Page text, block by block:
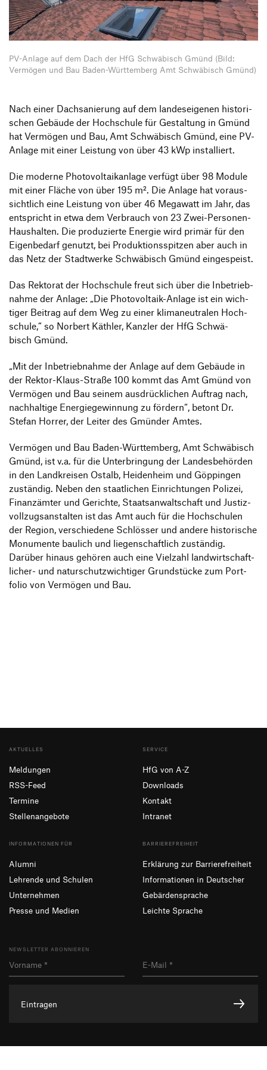
Unternehmen
HfG-Netzwerk
Informationsveranstaltungen
PV-Anlage auf dem Dach der HfG Schwä­bisch Gmünd (Bild:
Vermögen und Bau Baden-Württemberg Amt Schwäbisch Gmünd)
Nach einer Dach­sa­nie­rung auf dem landes­ei­genen histo­ri­
schen Gebäude der Hoch­schule für Gestal­tung in Gmünd
hat Vermögen und Bau, Amt Schwä­bisch Gmünd, eine PV-
Anlage mit einer Leis­tung von über 43 kWp installiert.
Die moderne Photo­vol­ta­ik­an­lage verfügt über 98 Module
mit einer Fläche von über 195 m². Die Anlage hat voraus­
sicht­lich eine Leis­tung von über 46 Mega­watt im Jahr, das
entspricht in etwa dem Verbrauch von 23 Zwei-Personen-
Haus­halten. Die produ­zierte Energie wird primär für den
Eigen­be­darf genutzt, bei Produk­ti­ons­spitzen aber auch in
das Netz der Stadt­werke Schwä­bisch Gmünd eingespeist.
Das Rektorat der Hoch­schule freut sich über die Inbe­trieb­
nahme der Anlage: „Die Photo­vol­taik-Anlage ist ein wich­
tiger Beitrag auf dem Weg zu einer klima­neu­tralen Hoch­
schule,“ so Norbert Käthler, Kanzler der HfG Schwä­
bisch Gmünd.
„Mit der Inbe­trieb­nahme der Anlage auf dem Gebäude in
der Rektor-Klaus-Straße 100 kommt das Amt Gmünd von
Vermögen und Bau seinem ausdrück­li­chen Auftrag nach,
nach­hal­tige Ener­gie­ge­win­nung zu fördern“, betont Dr.
Stefan Horrer, der Leiter des Gmünder Amtes.
Vermögen und Bau Baden-Würt­tem­berg, Amt Schwä­bisch
Gmünd, ist v.a. für die Unter­brin­gung der Landes­be­hörden
in den Land­kreisen Ostalb, Heiden­heim und Göppingen
zuständig. Neben den staat­li­chen Einrich­tungen Polizei,
Finanz­ämter und Gerichte, Staats­an­walt­schaft und Justiz­
voll­zugs­an­stalten ist das Amt auch für die Hoch­schulen
der Region, verschie­dene Schlösser und andere histo­ri­sche
Monu­mente baulich und liegen­schaft­lich zuständig.
Darüber hinaus gehören auch eine Viel­zahl land­wirt­schaft­
li­cher- und natur­schutzwich­tiger Grund­stücke zum Port­
folio von Vermögen und Bau.
AKTUELLES
Meldungen
RSS-Feed
Termine
Stellenangebote
SERVICE
HfG von A-Z
Downloads
Kontakt
Intranet
INFORMATIONEN FÜR
Alumni
Lehrende und Schulen
Unternehmen
Presse und Medien
BARRIEREFREIHEIT
Erklärung zur Barrierefreiheit
Informationen in Deutscher
Gebärdensprache
Leichte Sprache
NEWSLETTER ABONNIEREN
Eintragen